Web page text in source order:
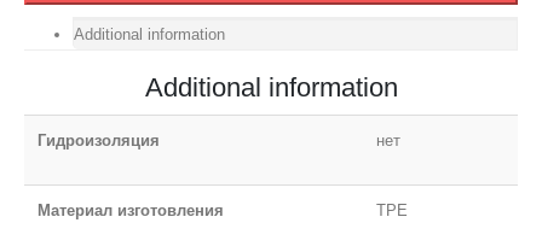
Additional information
Additional information
Гидроизоляция нет
Материал изготовления TPE